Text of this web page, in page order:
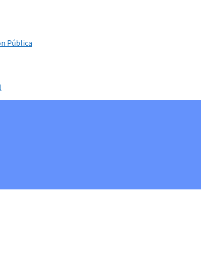
Pública